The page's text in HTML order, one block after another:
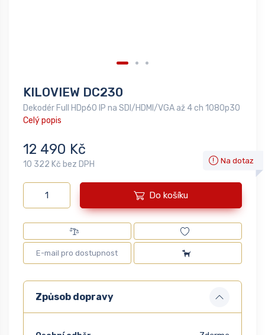
KILOVIEW DC230
Dekodér Full HDp60 IP na SDI/HDMI/VGA až 4 ch 1080p30
Celý popis
12 490 Kč
10 322 Kč bez DPH Na dotaz
Do košíku
Způsob dopravy